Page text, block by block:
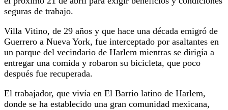
seguras de trabajo.
Villa Vitino, de 29 años y que hace una década emigró de
Guerrero a Nueva York, fue interceptado por asaltantes en
un parque del vecindario de Harlem mientras se dirigía a
entregar una comida y robaron su bicicleta, que poco
después fue recuperada.
El trabajador, que vivía en El Barrio latino de Harlem,
donde se ha establecido una gran comunidad mexicana,